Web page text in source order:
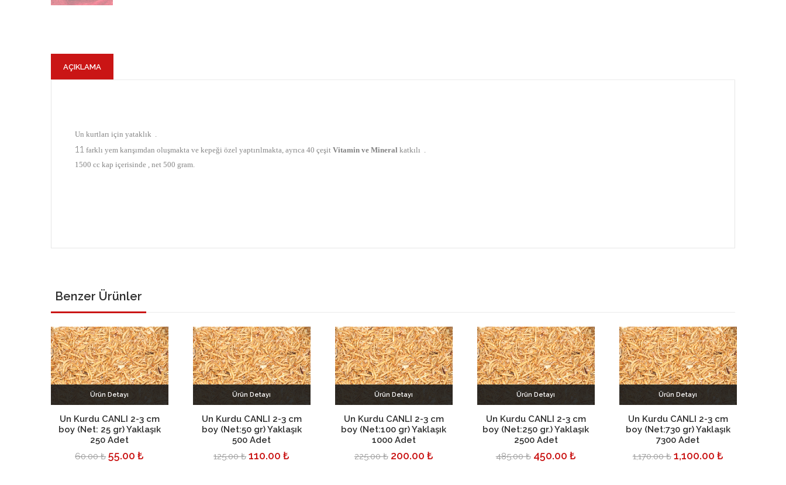
AÇIKLAMA
Un kurtları için yataklık .
11 farklı yem karışımdan oluşmakta ve kepeği özel yaptırılmakta, ayrıca 40 çeşit Vitamin ve Mineral katkılı .
1500 cc kap içerisinde , net 500 gram.
Benzer Ürünler
Ürün Detayı
Sepete Ekle
Un Kurdu CANLI 2-3 cm
boy (Net: 25 gr) Yaklaşık
250 Adet
60.00 ₺ 55.00 ₺
Ürün Detayı
Sepete Ekle
Un Kurdu CANLI 2-3 cm
boy (Net:50 gr) Yaklaşık
500 Adet
125.00 ₺ 110.00 ₺
Ürün Detayı
Sepete Ekle
Un Kurdu CANLI 2-3 cm
boy (Net:100 gr) Yaklaşık
1000 Adet
225.00 ₺ 200.00 ₺
Ürün Detayı
Sepete Ekle
Un Kurdu CANLI 2-3 cm
boy (Net:250 gr.) Yaklaşık
2500 Adet
485.00 ₺ 450.00 ₺
Ürün Detayı
Sepete Ekle
Un Kurdu CANLI 2-3 cm
boy (Net:730 gr) Yaklaşık
7300 Adet
1,170.00 ₺ 1,100.00 ₺